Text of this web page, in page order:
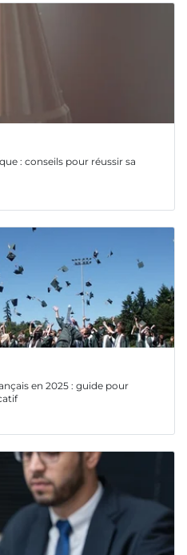
: conseils pour réussir sa
en 2025 : guide pour